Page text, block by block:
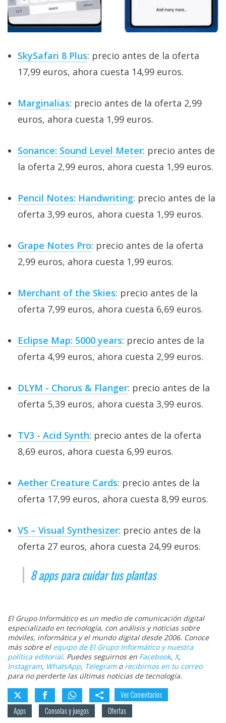
SkySafari 8 Plus: precio antes de la oferta
17,99 euros, ahora cuesta 14,99 euros.
Marginalias: precio antes de la oferta 2,99
euros, ahora cuesta 1,99 euros.
Sonance: Sound Level Meter: precio antes de
la oferta 2,99 euros, ahora cuesta 1,99 euros.
Pencil Notes: Handwriting: precio antes de la
oferta 3,99 euros, ahora cuesta 1,99 euros.
Grape Notes Pro: precio antes de la oferta
2,99 euros, ahora cuesta 1,99 euros.
Merchant of the Skies: precio antes de la
oferta 7,99 euros, ahora cuesta 6,69 euros.
Eclipse Map: 5000 years: precio antes de la
oferta 4,99 euros, ahora cuesta 2,99 euros.
DLYM - Chorus & Flanger: precio antes de la
oferta 5,39 euros, ahora cuesta 3,99 euros.
TV3 - Acid Synth: precio antes de la oferta
8,69 euros, ahora cuesta 6,99 euros.
Aether Creature Cards: precio antes de la
oferta 17,99 euros, ahora cuesta 8,99 euros.
VS – Visual Synthesizer: precio antes de la
oferta 27 euros, ahora cuesta 24,99 euros.
8 apps para cuidar tus plantas
El Grupo Informático es un medio de comunicación digital
especializado en tecnología, con análisis y noticias sobre
móviles, informática y el mundo digital desde 2006. Conoce
más sobre el equipo de El Grupo Informático y nuestra
política editorial. Puedes seguirnos en Facebook, X,
Instagram, WhatsApp, Telegramo recibirnos en tu correo
para no perderte las últimas noticias de tecnología.
Ver Comentarios
Apps
Consolas y juegos Ofertas